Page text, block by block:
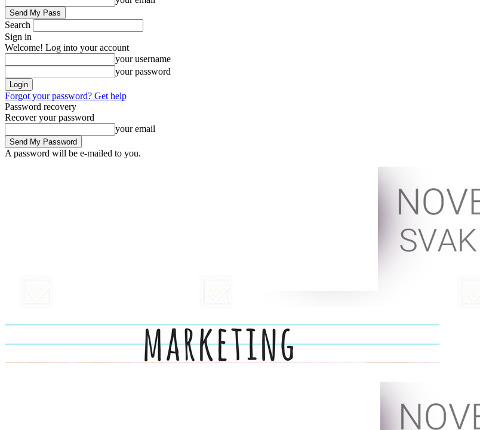
Search
Sign in
Welcome! Log into your account
your username
your password
Forgot your password? Get help
Password recovery
Recover your password
your email
A password will be e-mailed to you.